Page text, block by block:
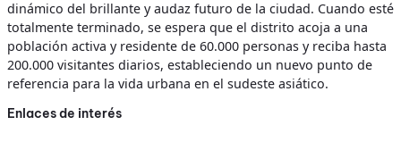
dinámico del brillante y audaz futuro de la ciudad. Cuando esté
totalmente terminado, se espera que el distrito acoja a una
población activa y residente de 60.000 personas y reciba hasta
200.000 visitantes diarios, estableciendo un nuevo punto de
referencia para la vida urbana en el sudeste asiático.
Enlaces de interés